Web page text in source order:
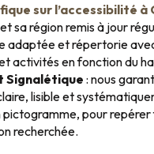
sur l’accessibilité à
sa région remis à jour
adaptée et répertorie
activités en fonction du
Signalétique: nous
lisible et
pictogramme, pour
recherchée.